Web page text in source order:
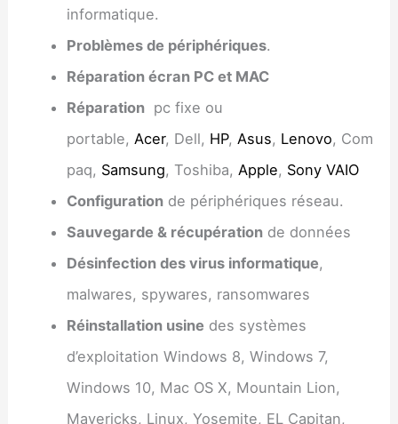
informatique.
Problèmes de périphériques.
Réparation écran PC et MAC
Réparationpc fixe ou
portable, Acer, Dell, HP, Asus, Lenovo, Com
paq, Samsung, Toshiba, Apple, Sony VAIO
Configurationde périphériques réseau.
Sauvegarde & récupérationde données
Désinfection des virus informatique,
malwares, spywares, ransomwares
Réinstallation usine des systèmes
d’exploitation Windows 8, Windows 7,
Windows 10, Mac OS X, Mountain Lion,
Mavericks, Linux, Yosemite, EL Capitan,